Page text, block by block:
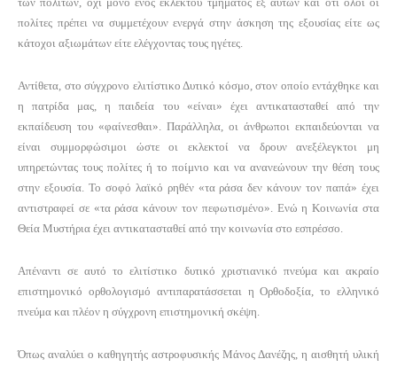
πολίτες πρέπει να συμμετέχουν ενεργά στην άσκηση της εξουσίας είτε ως
κάτοχοι αξιωμάτων είτε ελέγχοντας τους ηγέτες.
Αντίθετα, στο σύγχρονο ελιτίστικο Δυτικό κόσμο, στον οποίο εντάχθηκε και
η πατρίδα μας, η παιδεία του «είναι» έχει αντικατασταθεί από την
εκπαίδευση του «φαίνεσθαι». Παράλληλα, οι άνθρωποι εκπαιδεύονται να
είναι συμμορφώσιμοι ώστε οι εκλεκτοί να δρουν ανεξέλεγκτοι μη
υπηρετώντας τους πολίτες ή το ποίμνιο και να ανανεώνουν την θέση τους
στην εξουσία. Το σοφό λαϊκό ρηθέν «τα ράσα δεν κάνουν τον παπά» έχει
αντιστραφεί σε «τα ράσα κάνουν τον πεφωτισμένο». Ενώ η Κοινωνία στα
Θεία Μυστήρια έχει αντικατασταθεί από την κοινωνία στο εσπρέσσο.
Απέναντι σε αυτό το ελιτίστικο δυτικό χριστιανικό πνεύμα και ακραίο
επιστημονικό ορθολογισμό αντιπαρατάσσεται η Ορθοδοξία, το ελληνικό
πνεύμα και πλέον η σύγχρονη επιστημονική σκέψη.
Όπως αναλύει ο καθηγητής αστροφυσικής Μάνος Δανέζης, η αισθητή υλική